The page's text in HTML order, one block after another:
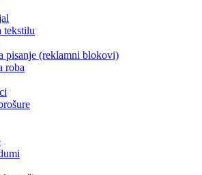
tekstilu
pisanje (reklamni blokovi)
roba